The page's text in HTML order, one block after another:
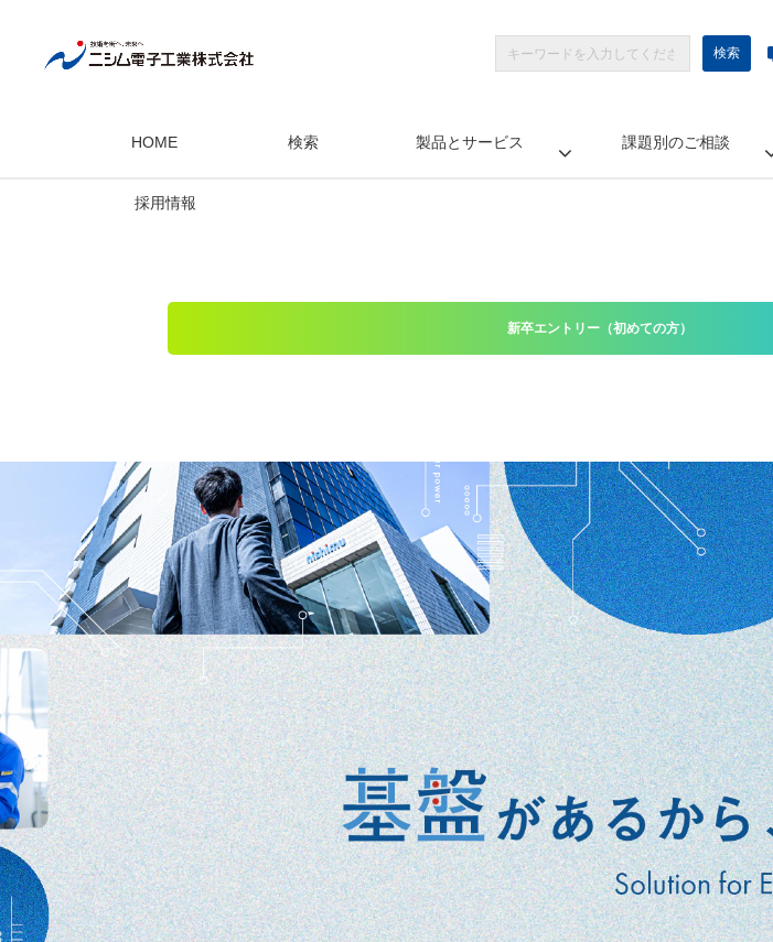
HOME 検索 製品とサービス 課題別のご相談
採用情報
新卒エントリー（初めての方）